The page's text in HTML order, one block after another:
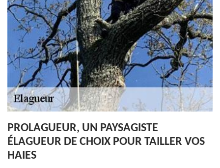
PROLAGUEUR, UN PAYSAGISTE
ÉLAGUEUR DE CHOIX POUR TAILLER VOS
HAIES